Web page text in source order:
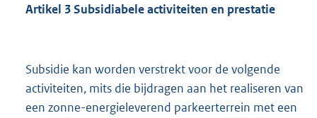
Artikel 3Subsidiabele activiteiten en prestatie
Subsidie kan worden verstrekt voor de volgende
activiteiten, mits die bijdragen aan het realiseren van
een zonne-energieleverend parkeerterrein met een